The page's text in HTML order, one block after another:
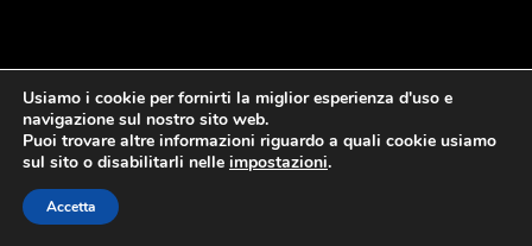
Usiamo i cookie per fornirti la miglior esperienza d'uso e
navigazione sul nostro sito web.
Puoi trovare altre informazioni riguardo a quali cookie usiamo
sul sito o disabilitarli nelle impostazioni.
Accetta